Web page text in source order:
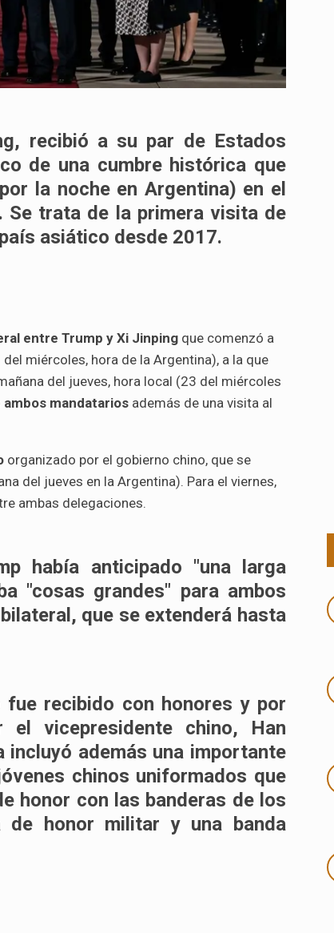
recibió a su par de Estados
de una cumbre histórica que
la noche en Argentina) en el
Se trata de la primera visita de
asiático desde 2017.
entre Trump y Xi Jinping que comenzó a
miércoles, hora de la Argentina), a la que
del jueves, hora local (23 del miércoles
mandatarios además de una visita al
organizado por el gobierno chino, que se
del jueves en la Argentina). Para el viernes,
ambas delegaciones.
había anticipado "una larga
"cosas grandes" para ambos
que se extenderá hasta
recibido con honores y por
el vicepresidente chino, Han
incluyó además una importante
chinos uniformados que
honor con las banderas de los
de honor militar y una banda